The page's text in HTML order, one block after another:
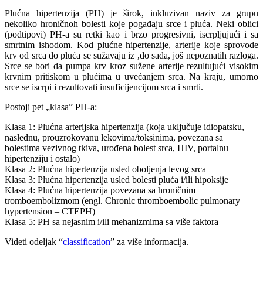
Plućna hipertenzija (PH) je širok, inkluzivan naziv za grupu
nekoliko hroničnoh bolesti koje pogađaju srce i pluća. Neki oblici
(podtipovi) PH-a su retki kao i brzo progresivni, iscrpljujući i sa
smrtnim ishodom. Kod plućne hipertenzije, arterije koje sprovode
krv od srca do pluća se sužavaju iz ,do sada, još nepoznatih razloga.
Srce se bori da pumpa krv kroz sužene arterije rezultujući visokim
krvnim pritiskom u plućima u uvećanjem srca. Na kraju, umorno
srce se iscrpi i rezultovati insuficijencijom srca i smrti.
Postoji pet „klasa” PH-a:
Klasa 1: Plućna arterijska hipertenzija (koja uključuje idiopatsku,
naslednu, prouzrokovanu lekovima/toksinima, povezana sa
bolestima vezivnog tkiva, urođena bolest srca, HIV, portalnu
hipertenziju i ostalo)
Klasa 2: Plućna hipertenzija usled oboljenja levog srca
Klasa 3: Plućna hipertenzija usled bolesti pluća i/ili hipoksije
Klasa 4: Plućna hipertenzija povezana sa hroničnim
tromboembolizmom (engl. Chronic thromboembolic pulmonary
hypertension – CTEPH)
Klasa 5: PH sa nejasnim i/ili mehanizmima sa više faktora
Videti odeljak “classification” za više informacija.